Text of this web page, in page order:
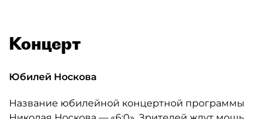
Концерт
Юбилей Носкова
Название юбилейной концертной программы